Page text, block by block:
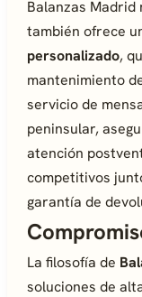
Balanzas Madrid
también ofrece
personalizado,
mantenimiento
servicio de
peninsular,
atención
competitivos
garantía de
La filosofía de
soluciones de